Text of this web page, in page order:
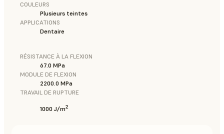
COULEURS
Plusieurs teintes
APPLICATIONS
Dentaire
RÉSISTANCE À LA FLEXION
67.0 MPa
MODULE DE FLEXION
2200.0 MPa
TRAVAIL DE RUPTURE
1000 J/m2